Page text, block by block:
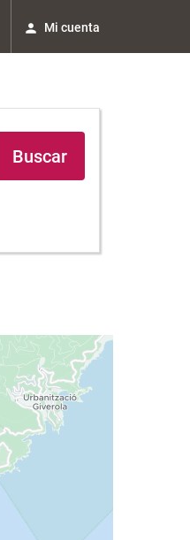
Mi cuenta
Buscar